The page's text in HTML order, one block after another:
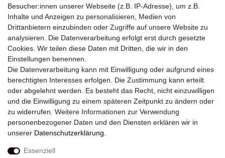
Newsletter
E-MAIL **
Einwilligung kann ich jederzeit widerrufen.**
Abonnieren
Besucher:innen unserer Webseite (z.B. IP-Adresse), um z.B.
Inhalte und Anzeigen zu personalisieren, Medien von
Drittanbietern einzubinden oder Zugriffe auf unsere Website zu
analysieren. Die Datenverarbeitung erfolgt erst durch gesetzte
Cookies. Wir teilen diese Daten mit Dritten, die wir in den
Einstellungen benennen.
Die Datenverarbeitung kann mit Einwilligung oder aufgrund eines
berechtigten Interesses erfolgen. Die Zustimmung kann erteilt
oder abgelehnt werden. Es besteht das Recht, nicht einzuwilligen
und die Einwilligung zu einem späteren Zeitpunkt zu ändern oder
zu widerrufen. Weitere Informationen zur Verwendung
personenbezogener Daten und den Diensten erklären wir in
unserer Daten­schutz­erklärung
Essenziell